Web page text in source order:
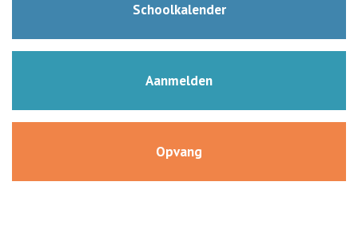
Schoolkalender
Aanmelden
Opvang